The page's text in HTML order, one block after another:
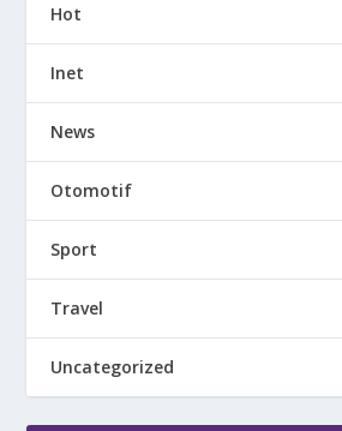
Hot
Inet
News
Otomotif
Sport
Travel
Uncategorized